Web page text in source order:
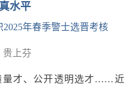
水平
年春季警士选晋考核
贵上芬
量才、公开透明选才……近